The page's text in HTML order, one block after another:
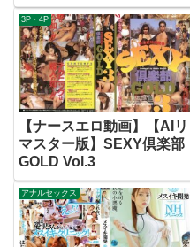
3P・4P
【ナースエロ動画】【AIリ
マスター版】SEXY倶楽部
GOLD Vol.3
アナルセックス